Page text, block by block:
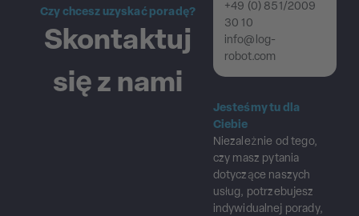
Czy chcesz uzyskać poradę?
Skontaktuj
się z nami
+49 (0) 851/2009
30 10
info@log-
robot.com
Jesteśmy tu dla
Ciebie
Niezależnie od tego,
czy masz pytania
dotyczące naszych
usług, potrzebujesz
indywidualnej porady,